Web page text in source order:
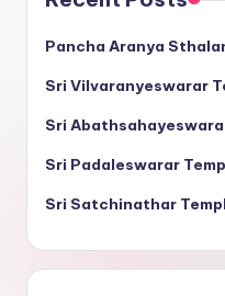
Pancha Aranya
Sri Vilvaranyeswarar
Sri
Sri Padaleswarar
Sri Satchinathar